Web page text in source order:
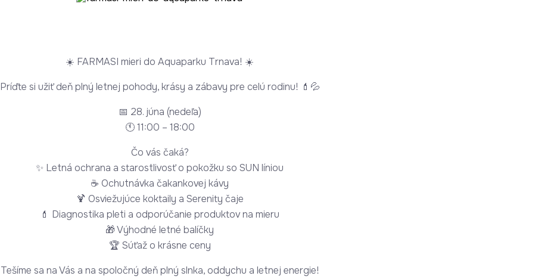
☀️ FARMASI mieri do Aquaparku Trnava! ☀️
Príďte si užiť deň plný letnej pohody, krásy a zábavy pre celú rodinu! 💄💦
📅 28. júna (nedeľa)
🕚 11:00 – 18:00
Čo vás čaká?
✨ Letná ochrana a starostlivosť o pokožku so SUN líniou
☕ Ochutnávka čakankovej kávy
🍹 Osviežujúce koktaily a Serenity čaje
💄 Diagnostika pleti a odporúčanie produktov na mieru
🎁 Výhodné letné balíčky
🏆 Súťaž o krásne ceny
Tešíme sa na Vás a na spoločný deň plný slnka, oddychu a letnej energie!